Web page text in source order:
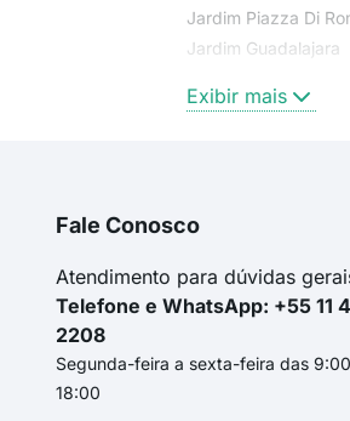
Jardim Piazza Di
Jardim Guadalajara
Exibir mais
Fale Conosco
Atendimento para dúvidas
Telefone e WhatsApp: +55 11
2208
Segunda-feira a sexta-feira das
18:00